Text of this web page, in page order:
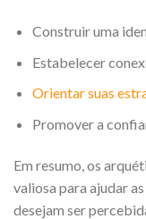
Construir uma
Estabelecer
Orientar suas
Promover a
Em resumo, os
valiosa para ajudar
desejam ser